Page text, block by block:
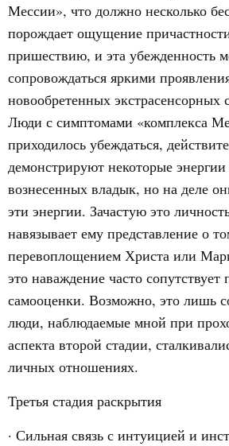
Мессии», что должно несколько
порождает ощущение
пришествию, и эта убежденность
сопровождаться яркими
новообретенных экстрасенсорных
Люди с симптомами «комплекса
приходилось убеждаться,
демонстрируют некоторые
вознесенных владык, но на деле
эти энергии. Зачастую это
навязывает ему представление о
перевоплощением Христа или
это наваждение часто
самооценки. Возможно, это лишь
люди, наблюдаемые мной при
аспекта второй стадии,
личных отношениях.
Третья стадия раскрытия
· Сильная связь с интуицией и